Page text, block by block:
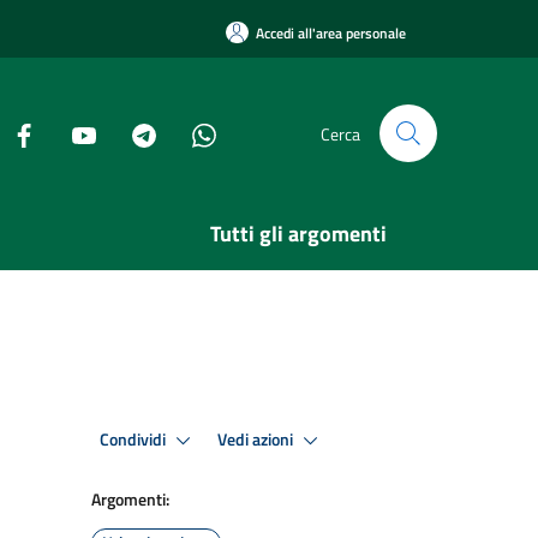
Accedi all'area personale
Cerca
Tutti gli argomenti
Condividi Vedi azioni
Argomenti: